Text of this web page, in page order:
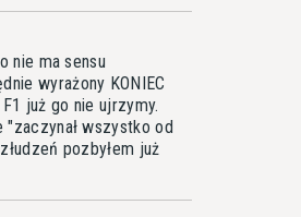
nie ma sensu
wyrażony KONIEC
już go nie ujrzymy.
wszystko od
pozbyłem już